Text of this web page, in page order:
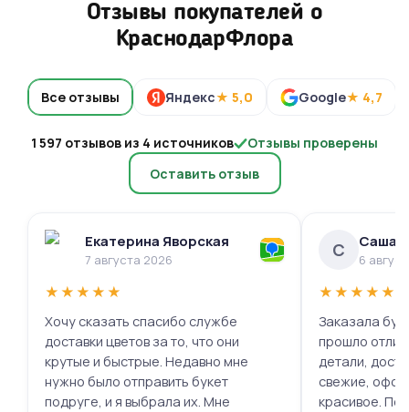
Отзывы покупателей о
КраснодарФлора
Все отзывы Яндекс★ 5,0 Google★ 4,7
1 597 отзывов из 4 источников
Отзывы проверены
Оставить отзыв
Екатерина Яворская
7 августа 2026
★★★★★
Хочу сказать спасибо службе
доставки цветов за то, что они
крутые и быстрые. Недавно мне
нужно было отправить букет
подруге, и я выбрала их. Мне
С Саша
6
★★★★★
Заказала
прошло
детали,
свежие,
красивое.